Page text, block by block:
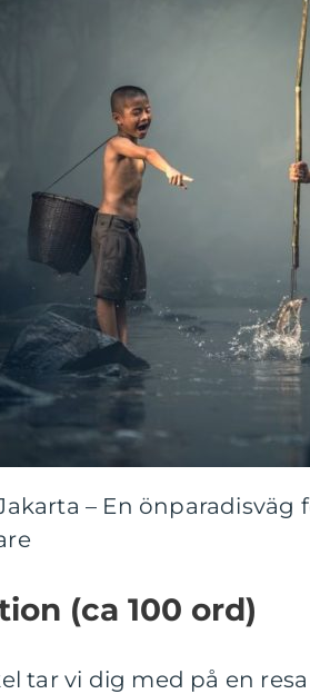
– En önparadisväg
(ca 100 ord)
tar vi dig med på en